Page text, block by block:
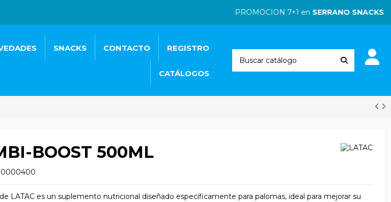
PROMOCION 7+1 enSERRANO SNACKS|
SNACKS CONTACTO REGISTRO
CATÁLOGOS
BOOST 500ML
LATAC es un suplemento nutricional diseñado específicamente para palomas, ideal para mejorar su